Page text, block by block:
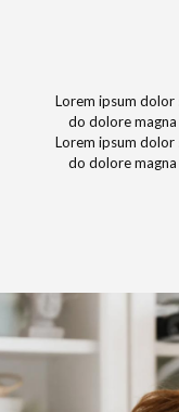
Lorem ipsum dolor
do dolore
Lorem ipsum dolor
do dolore